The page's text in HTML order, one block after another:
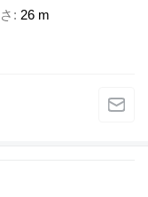
26 m